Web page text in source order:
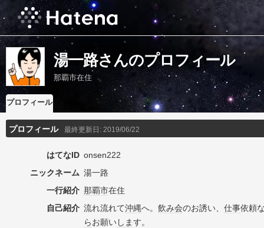
湯一路さんのプロフィール
那覇市在住
プロフィール
プロフィール 最終更新日: 2019/06/22
はてなID onsen222
ニックネーム 湯一路
一行紹介 那覇市在住
自己紹介 流れ流れて沖縄へ。 飲み会のお誘い、 仕事依頼
らお願いします。